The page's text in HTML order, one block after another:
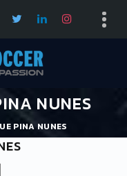
NUNES
PINA NUNES